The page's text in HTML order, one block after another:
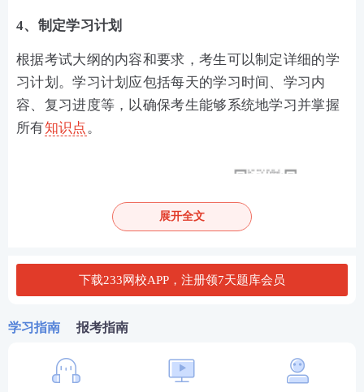
4、制定学习计划
根据考试大纲的内容和要求，考生可以制定详细的学
习计划。学习计划应包括每天的学习时间、学习内
容、复习进度等，以确保考生能够系统地学习并掌握
所有知识点。
期货从业高效备考建议
第二阶段（1-2周）：刷题巩固，整理错题；
展开全文
下载233网校APP，注册领7天题库会员
学习指南 报考指南